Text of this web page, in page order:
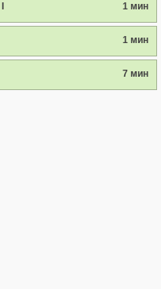
1 мин
1 мин
7 мин